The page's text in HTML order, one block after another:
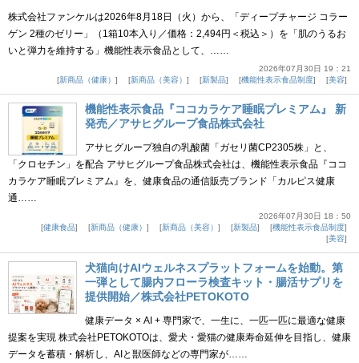
株式会社ファンケルは2026年8月18日（火）から、「ディープチャージ コラー
ゲン 2種のゼリー」（1箱10本入り／価格：2,494円＜税込＞）を「肌のうるお
いと弾力を維持する」機能性表示食品として、……
2026年07月30日 19：21
新商品（健康）
新商品（美容） 新製品 機能性表示食品制度 美容
機能性表示食品『ココカラケア睡眠プレミアム』 新
発売／アサヒグループ食品株式会社
アサヒグループ独自の乳酸菌「ガセリ菌CP2305株」と、
「クロセチン」を配合 アサヒグループ食品株式会社は、機能性表示食品『ココ
カラケア睡眠プレミアム』を、健康食品の通信販売ブランド「カルピス健康
通……
2026年07月30日 18：50
健康食品
新商品（健康） 新商品（美容） 新製品
機能性表示食品制度
美容
犬猫向けAIウェルネスプラットフォームを始動。第
一弾として腸内フローラ検査キット・腸活サプリを
提供開始／株式会社PETOKOTO
健康データ × AI + 専門家で、一生に、一匹一匹に最適な健康
提案を実現 株式会社PETOKOTOは、愛犬・愛猫の健康寿命延伸を目指し、健康
データを蓄積・解析し、AIと獣医師などの専門家が……